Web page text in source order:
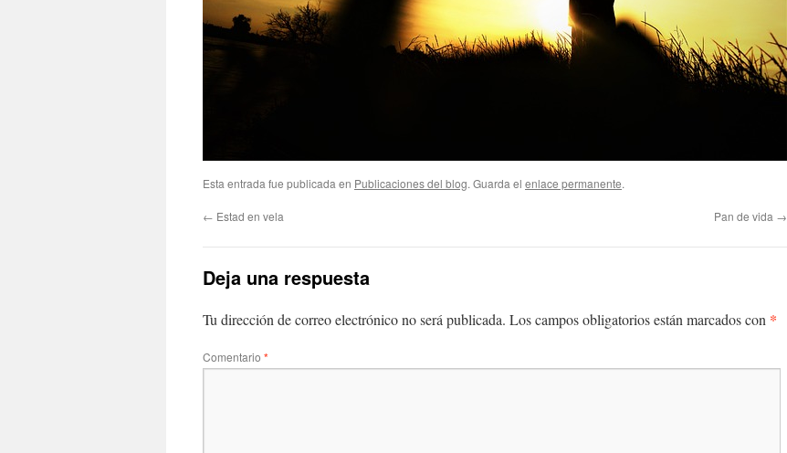
Esta entrada fue publicada en Publicaciones del blog. Guarda el enlace permanente.
← Estad en vela Pan de vida →
Deja una respuesta
Tu dirección de correo electrónico no será publicada. Los campos obligatorios están marcados con *
Comentario *